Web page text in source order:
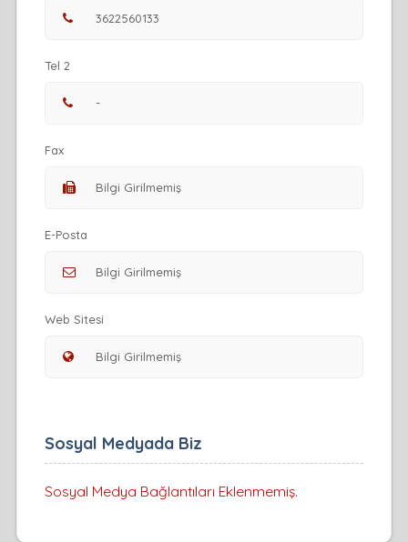
Tel 2
Fax
E-Posta
Web Sitesi
Sosyal Medyada Biz
Sosyal Medya Bağlantıları Eklenmemiş.